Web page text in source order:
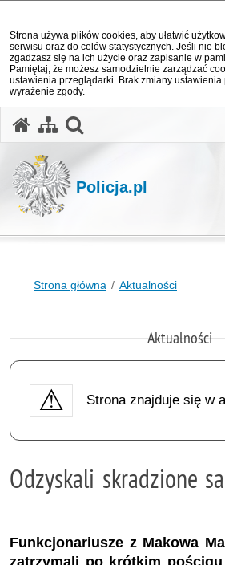
Strona używa plików cookies, aby ułatwić
serwisu oraz do celów statystycznych. Jeśli nie
zgadzasz się na ich użycie oraz zapisanie w
Pamiętaj, że możesz samodzielnie zarządzać
ustawienia przeglądarki. Brak zmiany
wyrażenie zgody.
Policja.pl
Strona główna Aktualności
Aktualności
Strona znajduje się w
Odzyskali skradzione
Funkcjonariusze z Makowa